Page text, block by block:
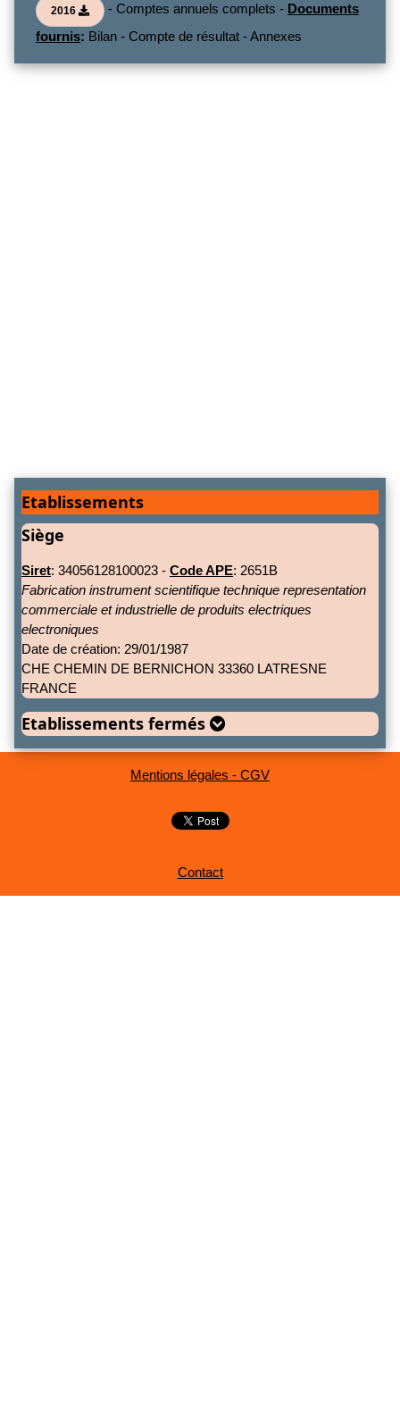
2016 - Comptes annuels complets - Documents
fournis: Bilan - Compte de résultat - Annexes
Etablissements
Siège
Siret: 34056128100023 - Code APE: 2651B
Fabrication instrument scientifique technique representation
commerciale et industrielle de produits electriques
electroniques
Date de création: 29/01/1987
CHE CHEMIN DE BERNICHON 33360 LATRESNE
FRANCE
Etablissements fermés
Mentions légales - CGV
Contact